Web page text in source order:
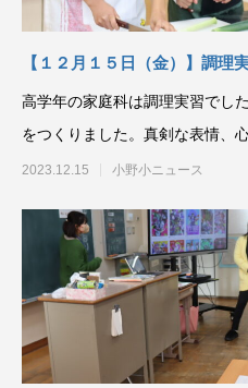
【１２月１５日（金）】調理
高学年の家庭科は調理実習でし
をつくりました。真剣な表情、
よいです。食べる
2023.12.15 小野小ニュース